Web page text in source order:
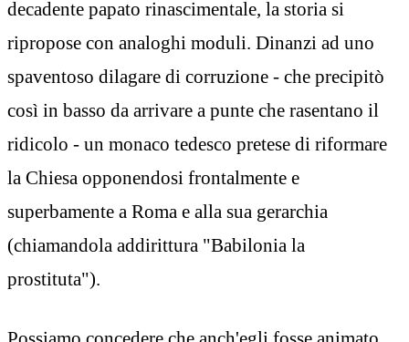
decadente papato rinascimentale, la storia si
ripropose con analoghi moduli. Dinanzi ad uno
spaventoso dilagare di corruzione - che precipitò
così in basso da arrivare a punte che rasentano il
ridicolo - un monaco tedesco pretese di riformare
la Chiesa opponendosi frontalmente e
superbamente a Roma e alla sua gerarchia
(chiamandola addirittura "Babilonia la
prostituta").